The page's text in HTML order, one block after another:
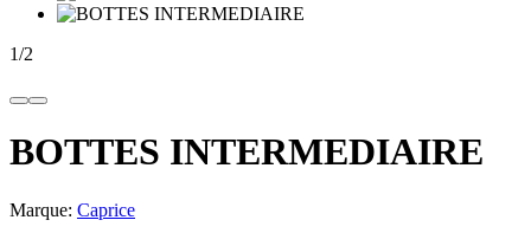
1/2
BOTTES INTERMEDIAIRE
Marque: Caprice